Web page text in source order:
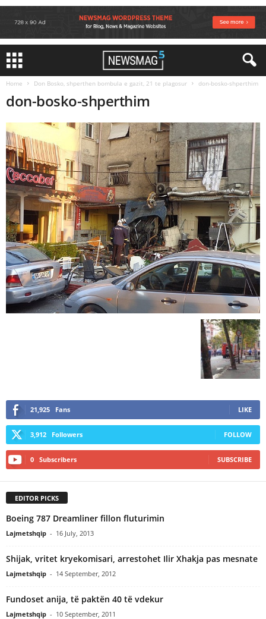
Home Don Bosko, shperthen bombula e gazit, 21 te plagosur don-bosko-shperthim
don-bosko-shperthim
21,925 Fans LIKE
3,912 Followers FOLLOW
0 Subscribers SUBSCRIBE
EDITOR PICKS
Boeing 787 Dreamliner fillon fluturimin
Lajmetshqip - 16 July, 2013
Shijak, vritet kryekomisari, arrestohet Ilir Xhakja pas mesnate
Lajmetshqip - 14 September, 2012
Fundoset anija, të paktën 40 të vdekur
Lajmetshqip - 10 September, 2011